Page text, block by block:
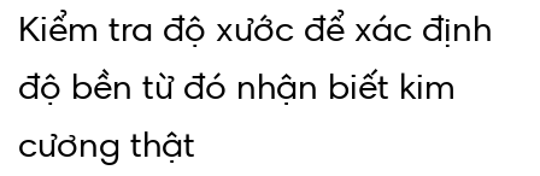
Kiểm tra độ xước để xác định
độ bền từ đó nhận biết kim
cương thật